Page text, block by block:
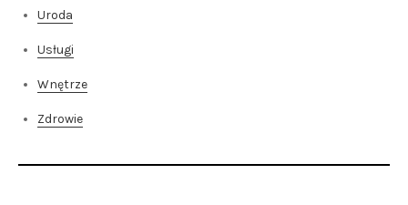
Uroda
Usługi
Wnętrze
Zdrowie